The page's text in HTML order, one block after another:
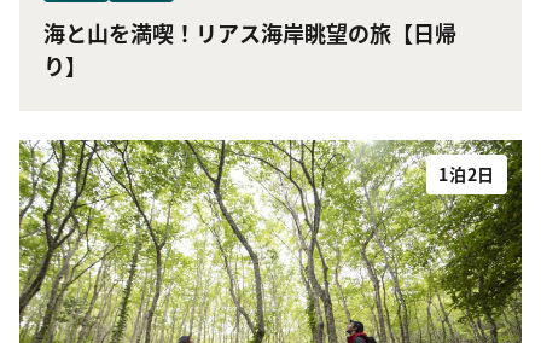
海と山を満喫！リアス海岸眺望の旅【日帰
り】
1泊2日